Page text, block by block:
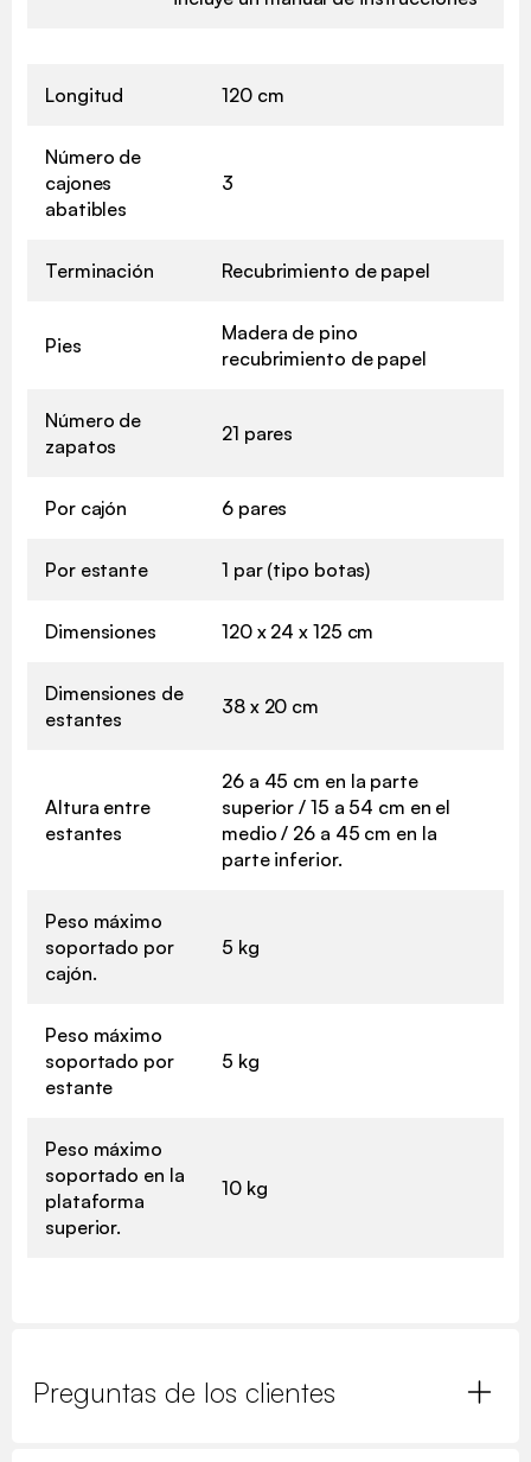
Longitud 120 cm
Número de
cajones
abatibles
3
Terminación Recubrimiento de papel
Pies
Madera de pino
recubrimiento de papel
Número de
zapatos
21 pares
Por cajón 6 pares
Por estante 1 par (tipo botas)
Dimensiones 120 x 24 x 125 cm
Dimensiones de
estantes
38 x 20 cm
Altura entre
estantes
26 a 45 cm en la parte
superior / 15 a 54 cm en el
medio / 26 a 45 cm en la
parte inferior.
Peso máximo
soportado por
cajón.
5 kg
Peso máximo
soportado por
estante
5 kg
Peso máximo
soportado en la
plataforma
superior.
10 kg
Preguntas de los clientes